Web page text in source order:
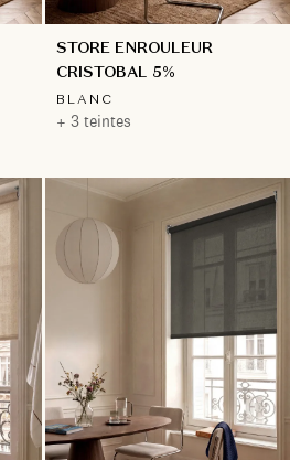
STORE ENROULEUR
CRISTOBAL 5%
BLANC
+ 3 teintes